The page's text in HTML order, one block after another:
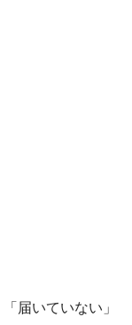
届いていない」